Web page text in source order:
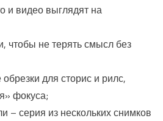
и видео выглядят на
чтобы не терять смысл без
для сторис и рилс,
фокуса;
– серия из нескольких снимков